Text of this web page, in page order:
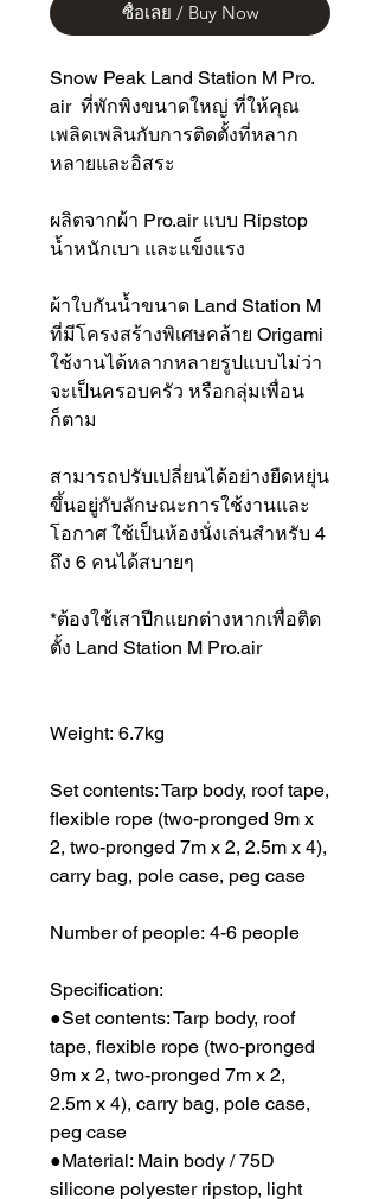
ซื้อเลย / Buy Now
Snow Peak Land Station M Pro.
air ที่พักพิงขนาดใหญ่ ที่ให้คุณ
เพลิดเพลินกับการติดตั้งที่หลาก
หลายและอิสระ
ผลิตจากผ้า Pro.air แบบ Ripstop
น้ำหนักเบา และแข็งแรง
ผ้าใบกันน้ำขนาด Land Station M
ที่มีโครงสร้างพิเศษคล้าย Origami
ใช้งานได้หลากหลายรูปแบบไม่ว่า
จะเป็นครอบครัว หรือกลุ่มเพื่อน
ก็ตาม
สามารถปรับเปลี่ยนได้อย่างยืดหยุ่น
ขึ้นอยู่กับลักษณะการใช้งานและ
โอกาศ ใช้เป็นห้องนั่งเล่นสำหรับ 4
ถึง 6 คนได้สบายๆ
*ต้องใช้เสาปีกแยกต่างหากเพื่อติด
ตั้ง Land Station M Pro.air
Weight: 6.7kg
Set contents: Tarp body, roof tape,
flexible rope (two-pronged 9m x
2, two-pronged 7m x 2, 2.5m x 4),
carry bag, pole case, peg case
Number of people: 4-6 people
Specification:
●Set contents: Tarp body, roof
tape, flexible rope (two-pronged
9m x 2, two-pronged 7m x 2,
2.5m x 4), carry bag, pole case,
peg case
●Material: Main body / 75D
silicone polyester ripstop, light